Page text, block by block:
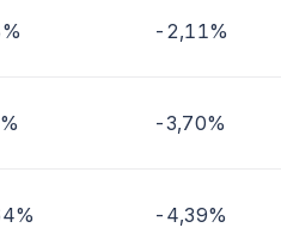
-2,11%
-3,70%
-4,39%